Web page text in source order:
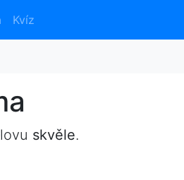
Kvíz
skvěle.